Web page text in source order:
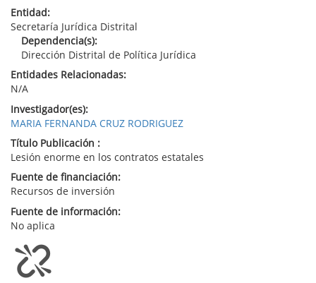
Entidad:
Secretaría Jurídica Distrital
Dependencia(s):
Dirección Distrital de Política Jurídica
Entidades Relacionadas:
N/A
Investigador(es):
MARIA FERNANDA CRUZ RODRIGUEZ
Título Publicación :
Lesión enorme en los contratos estatales
Fuente de financiación:
Recursos de inversión
Fuente de información:
No aplica